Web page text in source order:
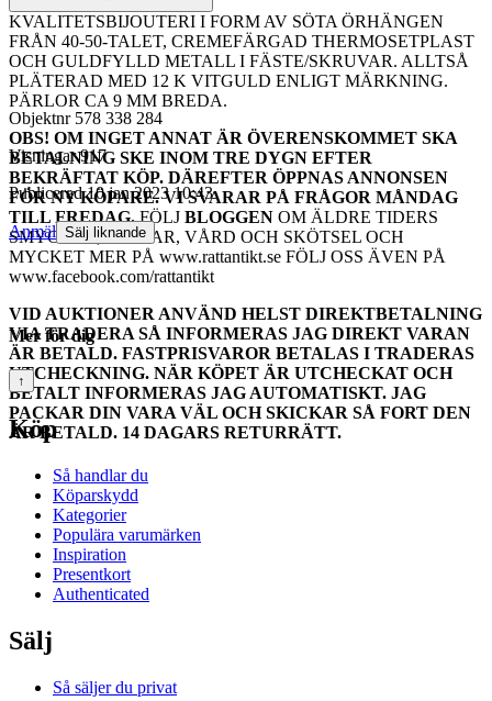
KVALITETSBIJOUTERI I FORM AV SÖTA ÖRHÄNGEN
FRÅN 40-50-TALET, CREMEFÄRGAD THERMOSETPLAST
OCH GULDFYLLD METALL I FÄSTE/SKRUVAR. ALLTSÅ
PLÄTERAD MED 12 K VITGULD ENLIGT MÄRKNING.
PÄRLOR CA 9 MM BREDA.
OBS! OM INGET ANNAT ÄR ÖVERENSKOMMET SKA
BETALNING SKE INOM TRE DYGN EFTER
BEKRÄFTAT KÖP. DÄREFTER ÖPPNAS ANNONSEN
FÖR NY KÖPARE.VI SVARAR PÅ FRÅGOR MÅNDAG
TILL FREDAG.FÖLJ BLOGGEN OM ÄLDRE TIDERS
SMYCKEN, STENAR, VÅRD OCH SKÖTSEL OCH
MYCKET MER PÅ www.rattantikt.se FÖLJ OSS ÄVEN PÅ
www.facebook.com/rattantikt
VID AUKTIONER ANVÄND HELST DIREKTBETALNING
VIA TRADERA SÅ INFORMERAS JAG DIREKT VARAN
ÄR BETALD. FASTPRISVAROR BETALAS I TRADERAS
UTCHECKNING. NÄR KÖPET ÄR UTCHECKAT OCH
BETALT INFORMERAS JAG AUTOMATISKT. JAG
PACKAR DIN VARA VÄL OCH SKICKAR SÅ FORT DEN
ÄR BETALD. 14 DAGARS RETURRÄTT.
Objektnr 578 338 284
Visningar 917
Publicerad 10 jan 2023 10:43
Anmäl Sälj liknande
Mer för dig
↑
Köp
Så handlar du
Köparskydd
Kategorier
Populära varumärken
Inspiration
Presentkort
Authenticated
Sälj
Så säljer du privat